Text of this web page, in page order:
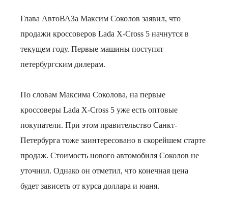
Глава АвтоВАЗа Максим Соколов заявил, что
продажи кроссоверов Lada X-Cross 5 начнутся в
текущем году. Первые машины поступят
петербургским дилерам.
По словам Максима Соколова, на первые
кроссоверы Lada X-Cross 5 уже есть оптовые
покупатели. При этом правительство Санкт-
Петербурга тоже заинтересовано в скорейшем старте
продаж. Стоимость нового автомобиля Соколов не
уточнил. Однако он отметил, что конечная цена
будет зависеть от курса доллара и юаня.